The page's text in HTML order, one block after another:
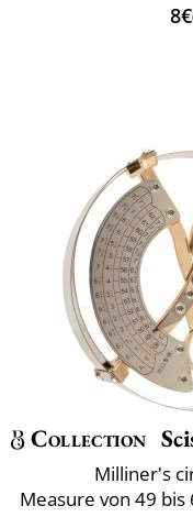
8€
Collection
Milliner's
Measure von 49 bis